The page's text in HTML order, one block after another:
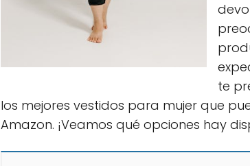
te
los mejores vestidos para mujer que
Amazon. ¡Veamos qué opciones hay